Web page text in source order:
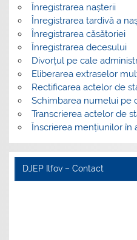
Înregistrarea nașterii
Înregistrarea tardivă a
Înregistrarea căsătoriei
Înregistrarea decesului
Divorțul pe cale
Eliberarea extraselor
Rectificarea actelor de
Schimbarea numelui pe
Transcrierea actelor de
Înscrierea mențiunilor în
DJEP Ilfov – Contact